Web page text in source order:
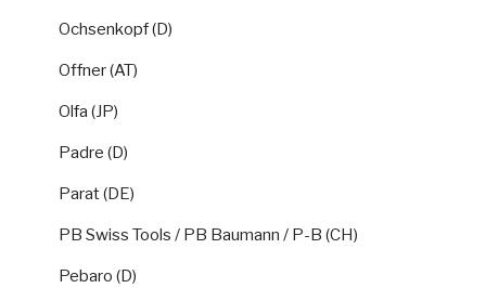
Ochsenkopf (D)
Offner (AT)
Olfa (JP)
Padre (D)
Parat (DE)
PB Swiss Tools / PB Baumann / P-B (CH)
Pebaro (D)